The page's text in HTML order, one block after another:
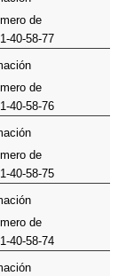
de
40-58-77
de
40-58-76
de
40-58-75
de
40-58-74